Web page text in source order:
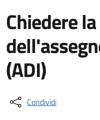
Chiedere
(ADI)
Condividi